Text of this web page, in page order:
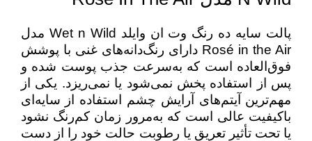
پالت سایه ده رنگ وت ان وایلد Wet n Wild مدل
Rosé in the Air دارای رنگ‌دانه‌های غنی با پوشش
فوق‌العاده است که به‌سرعت جذب پوست شده و
پس از استفاده پخش نمی‌شود یا نمی‌ریزد. یکی از
مهم‌ترین آیتم‌های آرایش چشم استفاده از سایه‌ای
باکیفیت عالی است که به‌مرور زمان کم‌رنگ نشود
یا تحت تأثیر تعریق یا رطوبت حالت خود را از دست